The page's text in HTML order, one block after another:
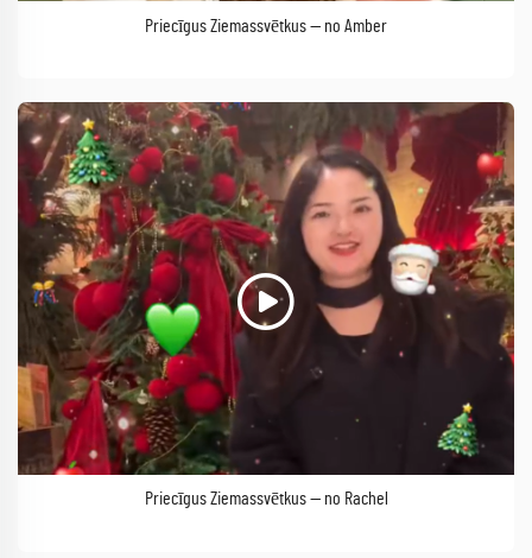
Priecīgus Ziemassvētkus — no Amber
Priecīgus Ziemassvētkus — no Rachel